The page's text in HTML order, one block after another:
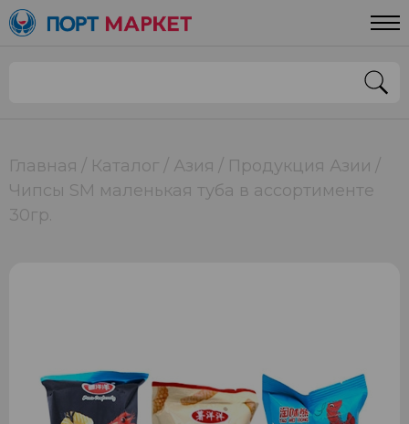
Главная Каталог Азия
Продукция Азии
Чипсы SM маленькая туба в ассортименте
30гр.